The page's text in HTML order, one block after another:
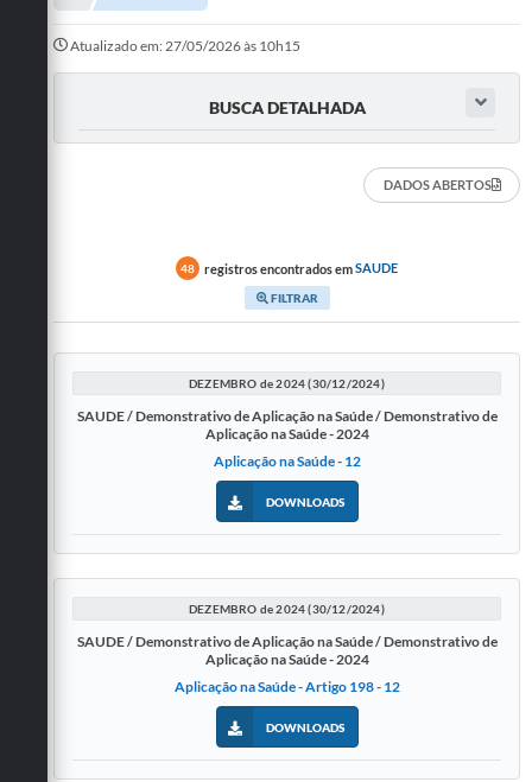
Transparência
Solicitação de Visualização de Imagens de Câmeras
Câmara Municipal
Arquivos para Download
Carta de Serviços
Galeria de Vídeos
Atualizado em: 27/05/2026 às 10h15
BUSCA DETALHADA
DADOS ABERTOS
48 registros encontrados emSAUDE
FILTRAR
DEZEMBRO de 2024 (30/12/2024)
SAUDE / Demonstrativo de Aplicação na Saúde / Demonstrativo de
Aplicação na Saúde - 2024
Aplicação na Saúde - 12
DOWNLOADS
DEZEMBRO de 2024 (30/12/2024)
SAUDE / Demonstrativo de Aplicação na Saúde / Demonstrativo de
Aplicação na Saúde - 2024
Aplicação na Saúde - Artigo 198 - 12
DOWNLOADS